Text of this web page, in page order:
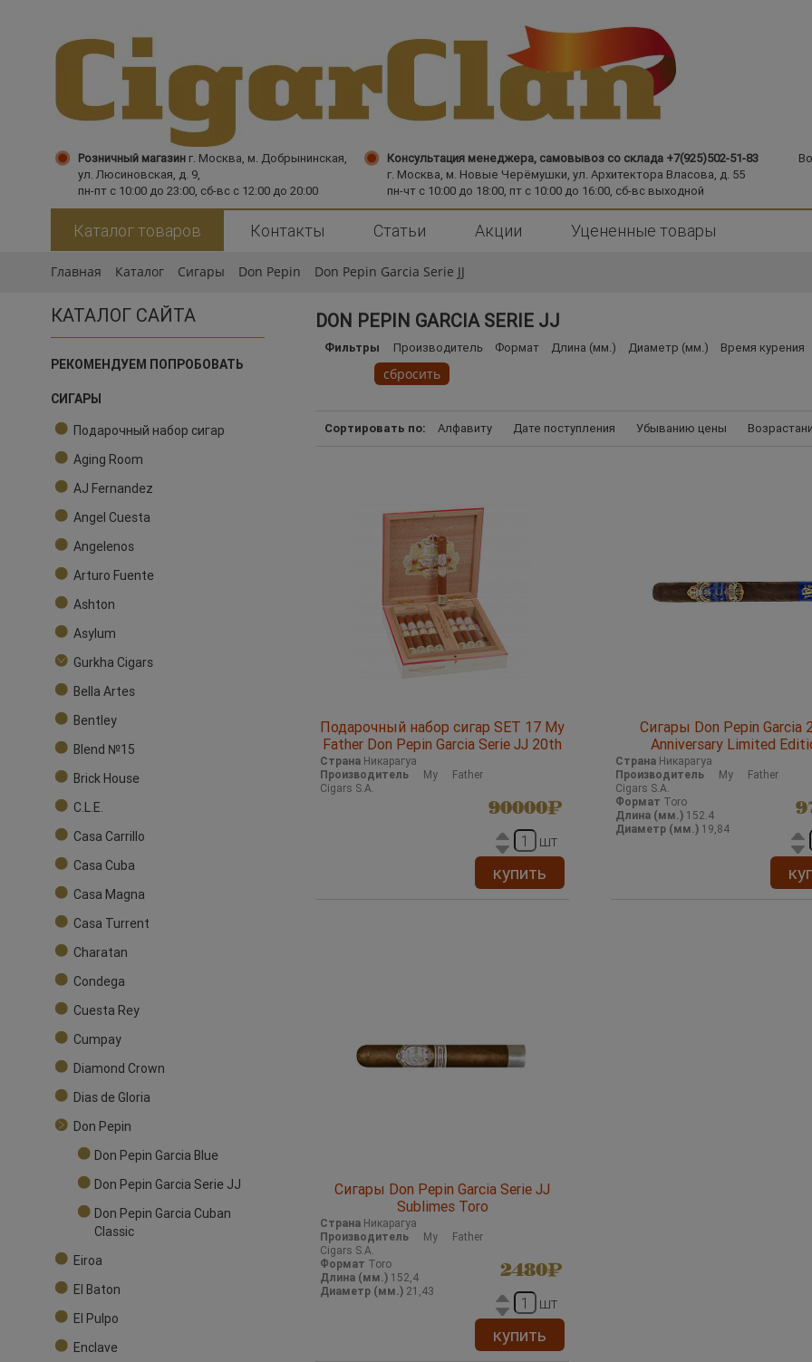
Розничный магазин г. Москва, м. Добрынинская,
ул. Люсиновская, д. 9,
пн-пт с 10:00 до 23:00, сб-вс с 12:00 до 20:00
Консультация менеджера, самовывоз со склада +7(925)502-51-83
г. Москва, м. Новые Черёмушки, ул. Архитектора Власова, д. 55
пн-чт с 10:00 до 18:00, пт с 10:00 до 16:00, сб-вс выходной
Каталог товаров Контакты Статьи Акции Уцененные товары
Главная Каталог Сигары Don Pepin Don Pepin Garcia Serie JJ
КАТАЛОГ САЙТА
РЕКОМЕНДУЕМ ПОПРОБОВАТЬ
СИГАРЫ
Подарочный набор сигар
Aging Room
AJ Fernandez
Angel Cuesta
Angelenos
Arturo Fuente
Ashton
Asylum
Gurkha Cigars
Bella Artes
Bentley
Blend №15
Brick House
C.L.E.
Casa Carrillo
Casa Cuba
Casa Magna
Casa Turrent
Charatan
Condega
Cuesta Rey
Cumpay
Diamond Crown
Dias de Gloria
Don Pepin
Don Pepin Garcia Blue
Don Pepin Garcia Serie JJ
Don Pepin Garcia Cuban
Classic
Eiroa
El Baton
El Pulpo
Enclave
DON PEPIN GARCIA SERIE JJ
Фильтры Производитель Формат Длина (мм.) Диаметр (мм.) Время курения
сбросить
Сортировать по: Алфавиту Дате поступления Убыванию цены
Подарочный набор сигар SET 17 My
Father Don Pepin Garcia Serie JJ 20th
Anniversary Sampler of 17 cigars
Страна Никарагуа
Производитель My Father
Cigars S.A.
90000
шт
купить
Сигары Don Pepin Garcia
Anniversary Limited
Страна Никарагуа
Производитель My Father
Cigars S.A.
Формат Toro
Длина (мм.) 152.4
Диаметр (мм.) 19,84
Сигары Don Pepin Garcia Serie JJ
Sublimes Toro
Страна Никарагуа
Производитель My Father
Cigars S.A.
Формат Toro
Длина (мм.) 152,4
Диаметр (мм.) 21,43
2480
шт
купить